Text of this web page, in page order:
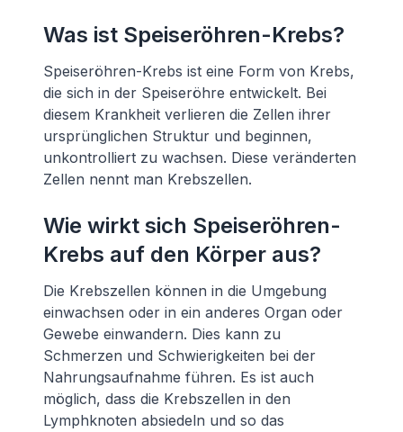
Was ist Speiseröhren-Krebs?
Speiseröhren-Krebs ist eine Form von Krebs,
die sich in der Speiseröhre entwickelt. Bei
diesem Krankheit verlieren die Zellen ihrer
ursprünglichen Struktur und beginnen,
unkontrolliert zu wachsen. Diese veränderten
Zellen nennt man Krebszellen.
Wie wirkt sich Speiseröhren-
Krebs auf den Körper aus?
Die Krebszellen können in die Umgebung
einwachsen oder in ein anderes Organ oder
Gewebe einwandern. Dies kann zu
Schmerzen und Schwierigkeiten bei der
Nahrungsaufnahme führen. Es ist auch
möglich, dass die Krebszellen in den
Lymphknoten absiedeln und so das